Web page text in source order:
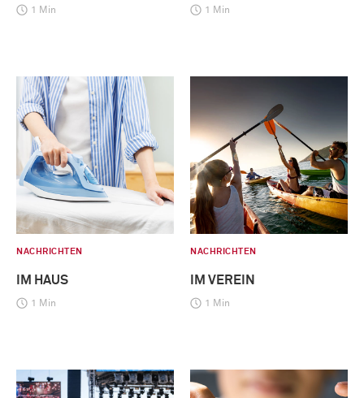
1 Min 1 Min
NACHRICHTEN
IM HAUS
1 Min
NACHRICHTEN
IM VEREIN
1 Min